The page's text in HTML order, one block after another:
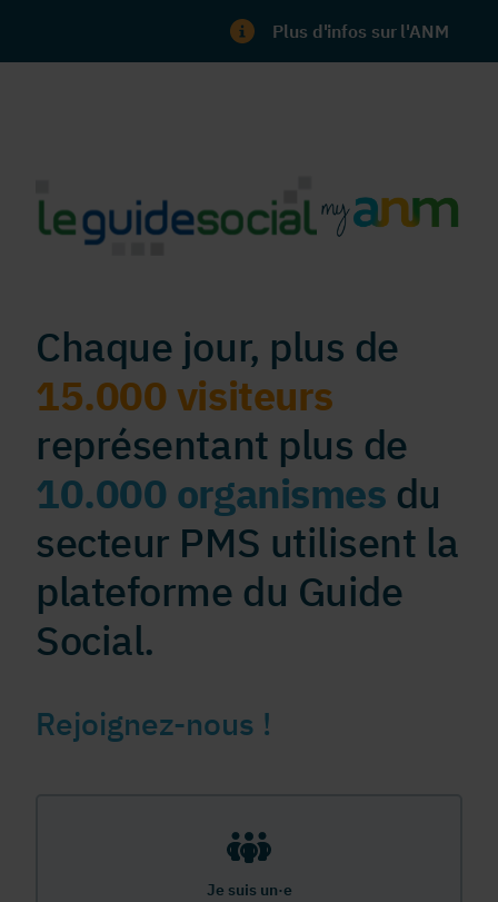
Plus d'infos sur l'ANM
Chaque jour, plus de
15.000 visiteurs
représentant plus de
10.000 organismes du
secteur PMS utilisent la
plateforme du Guide
Social.
Rejoignez-nous !
Je suis un·e